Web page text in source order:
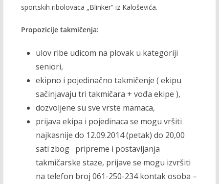
sportskih ribolovaca „Blinker“ iz Kaloševića.
Propozicije takmičenja:
ulov ribe udicom na plovak u kategoriji
seniori,
ekipno i pojedinačno takmičenje ( ekipu
sačinjavaju tri takmičara + vođa ekipe ),
dozvoljene su sve vrste mamaca,
prijava ekipa i pojedinaca se mogu vršiti
najkasnije do 12.09.2014 (petak) do 20,00
sati zbog pripreme i postavljanja
takmičarske staze, prijave se mogu izvršiti
na telefon broj 061-250-234 kontak osoba –